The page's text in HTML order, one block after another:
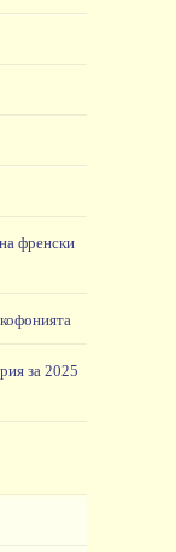
френски
за 2025